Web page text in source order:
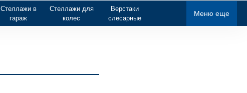
Меню еще
Стеллажи в
гараж
Стеллажи для
колес
Верстаки
слесарные